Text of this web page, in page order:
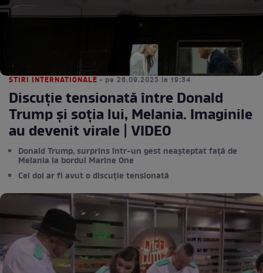
STIRI INTERNATIONALE • pe 26.09.2025 la 19:34
Discuție tensionată între Donald
Trump și soția lui, Melania. Imaginile
au devenit virale | VIDEO
Donald Trump, surprins într-un gest neașteptat față de
Melania la bordul Marine One
Cei doi ar fi avut o discuție tensionată